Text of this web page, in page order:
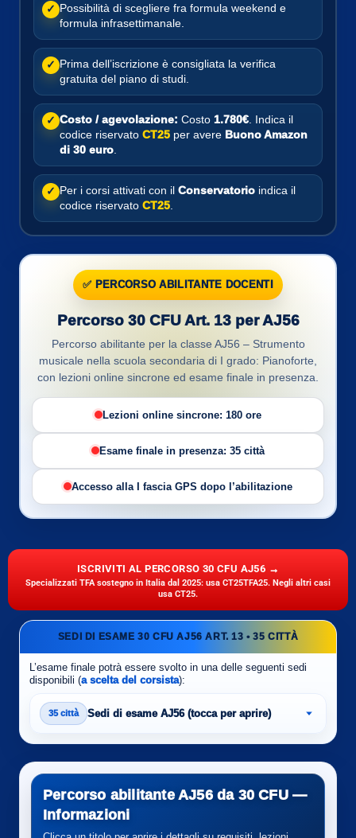
✓ Possibilità di scegliere fra formula weekend e
formula infrasettimanale.
✓ Prima dell’iscrizione è consigliata la verifica
gratuita del piano di studi.
✓ Costo / agevolazione: Costo 1.780€ . Indica il
codice riservato CT25 per avere Buono Amazon
di 30 euro
✓ Per i corsi attivati con il Conservatorio indica il
codice riservato CT25
✅ PERCORSO ABILITANTE DOCENTI
Percorso 30 CFU Art. 13 per AJ56
Percorso abilitante per la classe AJ56 – Strumento
musicale nella scuola secondaria di I grado: Pianoforte,
con lezioni online sincrone ed esame finale in presenza.
Lezioni online sincrone: 180 ore
Esame finale in presenza: 35 città
Accesso alla I fascia GPS dopo l’abilitazione
ISCRIVITI AL PERCORSO 30 CFU AJ56 →
Specializzati TFA sostegno in Italia dal 2025: usa CT25TFA25. Negli altri casi
usa CT25.
SEDI DI ESAME 30 CFU AJ56 ART. 13 • 35 CITTÀ
L’esame finale potrà essere svolto in una delle seguenti sedi
disponibili (a scelta del corsista):
35 città Sedi di esame AJ56 (tocca per aprire)
Percorso abilitante AJ56 da 30 CFU —
Informazioni